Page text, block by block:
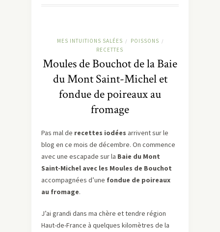
MES INTUITIONS SALÉES / POISSONS /
RECETTES
Moules de Bouchot de la Baie
du Mont Saint-Michel et
fondue de poireaux au
fromage
Pas mal de recettes iodées arrivent sur le
blog en ce mois de décembre. On commence
avec une escapade sur la Baie du Mont
Saint-Michel avec les Moules de Bouchot
accompagnées d’une fondue de poireaux
au fromage.
J’ai grandi dans ma chère et tendre région
Haut-de-France à quelques kilomètres de la